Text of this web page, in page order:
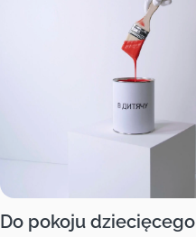
Do pokoju dziecięcego